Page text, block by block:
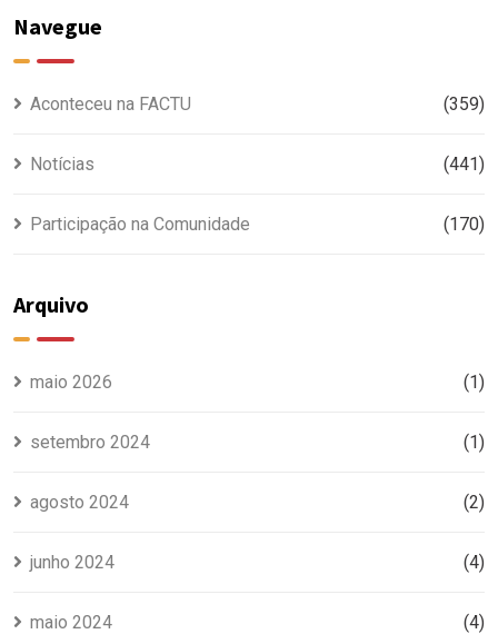
Navegue
Aconteceu na FACTU (359)
Notícias (441)
Participação na Comunidade (170)
Arquivo
maio 2026 (1)
setembro 2024 (1)
agosto 2024 (2)
junho 2024 (4)
maio 2024 (4)